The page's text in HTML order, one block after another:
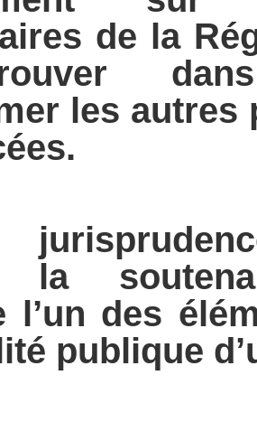
de la
dans
les
la
l’un des
publique